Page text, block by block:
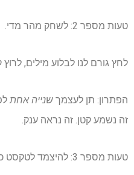
טעות מספר 2: לשחק מהר מדי.
לחץ גורם לנו לבלוע מילים,
הפתרון: תן לעצמך שנייה אחת
זה נשמע קטן. זה נראה ענק.
טעות מספר 3: להיצמד לטקסט כמו לצינור חמצן.